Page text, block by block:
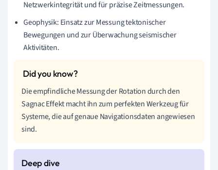
Netzwerkintegrität und für präzise Zeitmessungen.
Geophysik: Einsatz zur Messung tektonischer
Bewegungen und zur Überwachung seismischer
Aktivitäten.
Die empfindliche Messung der Rotation durch den
Sagnac Effekt macht ihn zum perfekten Werkzeug für
Systeme, die auf genaue Navigationsdaten angewiesen
sind.